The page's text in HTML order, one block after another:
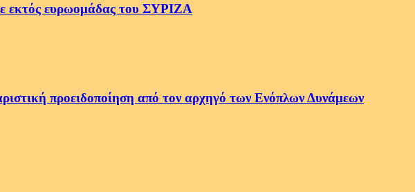
εκτός ευρωομάδας του ΣΥΡΙΖΑ
προειδοποίηση από τον αρχηγό των Ενόπλων Δυνάμεων